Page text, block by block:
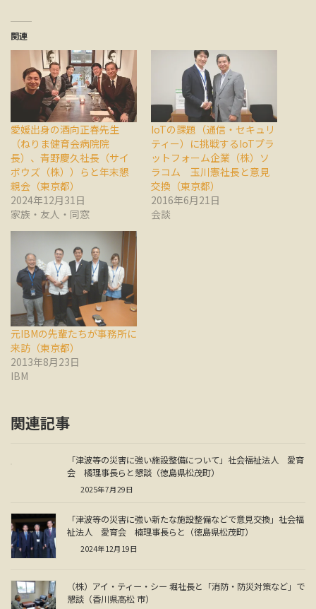
関連
愛媛出身の酒向正春先生
（ねりま健育会病院院
長）、青野慶久社長（サイ
ボウズ（株））らと年末懇
親会（東京都）
2024年12月31日
家族・友人・同窓
IoTの課題（通信・セキュリ
ティー）に挑戦するIoTプラ
ットフォーム企業（株）ソ
ラコム 玉川憲社長と意見
交換（東京都）
2016年6月21日
会談
元IBMの先輩たちが事務所に
来訪（東京都）
2013年8月23日
IBM
関連記事
「津波等の災害に強い施設整備について」社会福祉法人 愛育
会 橘理事長らと懇談（徳島県松茂町）
2025年7月29日
「津波等の災害に強い新たな施設整備などで意見交換」社会福
祉法人 愛育会 楠理事長らと（徳島県松茂町）
2024年12月19日
（株）アイ・ティー・シー 堀社長と「消防・防災対策など」で
懇談（香川県高松 市）